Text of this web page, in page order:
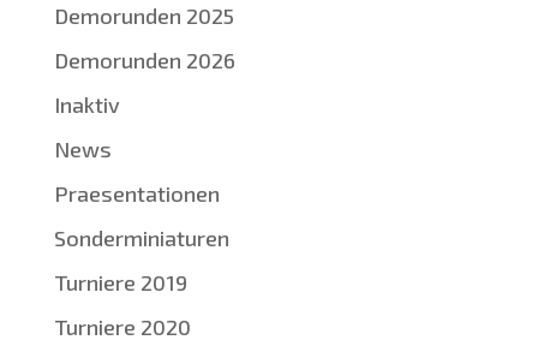
Demorunden 2025
Demorunden 2026
Inaktiv
News
Praesentationen
Sonderminiaturen
Turniere 2019
Turniere 2020